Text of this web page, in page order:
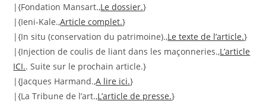
|{Fondation Mansart.,Le dossier.}
|{Ieni-Kale.,Article complet.}
|{In situ (conservation du patrimoine).,Le texte de l’article.}
|{Injection de coulis de liant dans les maçonneries.,L’article
ICI.. Suite sur le prochain article.}
|{Jacques Harmand.,A lire ici.}
|{La Tribune de l’art.,L’article de presse.}